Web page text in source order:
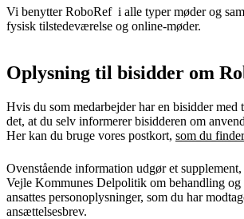
Vi benytter RoboRef i alle typer møder og
fysisk tilstedeværelse og online-møder.
Oplysning til bisidder om
Hvis du som medarbejder har en bisidder med
det, at du selv informerer bisidderen om
Her kan du bruge vores postkort, som du
Ovenstående information udgør et
Vejle Kommunes Delpolitik om behandling og
ansattes personoplysninger, som du har
ansættelsesbrev.